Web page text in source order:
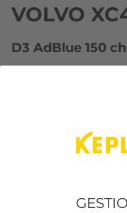
VOLVO
D3 AdBlue 150